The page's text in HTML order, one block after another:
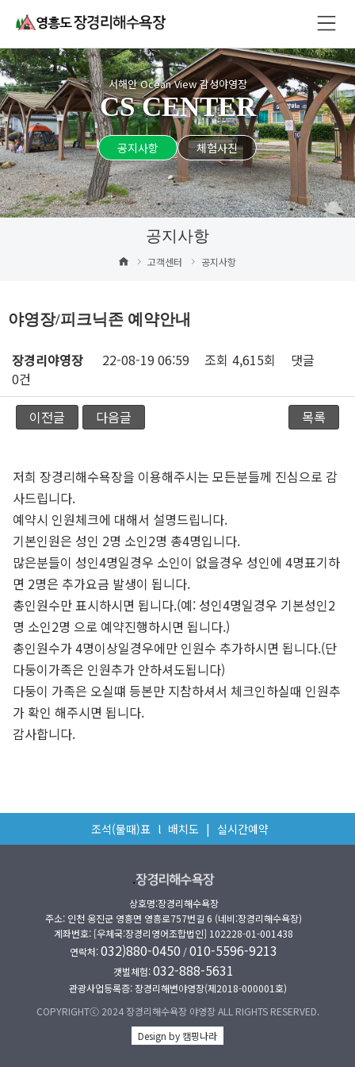
서해안 Ocean View 감성야영장
CS CENTER
공지사항 체험사진
공지사항
고객센터 공지사항
야영장/피크닉존 예약안내
장경리야영장 22-08-19 06:59 조회 4,615회
댓글
0건
이전글 다음글 목록
저희 장경리해수욕장을 이용해주시는 모든분들께 진심으로 감
사드립니다.
예약시 인원체크에 대해서 설명드립니다.
기본인원은 성인 2명 소인2명 총4명입니다.
많은분들이 성인4명일경우 소인이 없을경우 성인에 4명표기하
면 2명은 추가요금 발생이 됩니다.
총인원수만 표시하시면 됩니다.(예: 성인4명일경우 기본성인2
명 소인2명 으로 예약진행하시면 됩니다.)
총인원수가 4명이상일경우에만 인원수 추가하시면 됩니다.(단
다둥이가족은 인원추가 안하셔도됩니다)
다둥이 가족은 오실떄 등본만 지참하셔서 체크인하실때 인원추
가 확인 해주시면 됩니다.
감사합니다.
조석(물때)표 l 배치도 | 실시간예약
.
상호명:장경리해수욕장
주소: 인천 옹진군 영흥면 영흥로757번길 6 (네비:장경리해수욕장)
계좌번호: [우체국:장경리영어조합법인] 102228-01-001438
연락처:032)880-0450 /010-5596-9213
갯벌체험:032-888-5631
관광사업등록증: 장경리해변야영장(제2018-000001호)
COPYRIGHTⓒ 2024 장경리해수욕장 야영장 ALL RIGHTS RESERVED.
Design by 캠핑나라